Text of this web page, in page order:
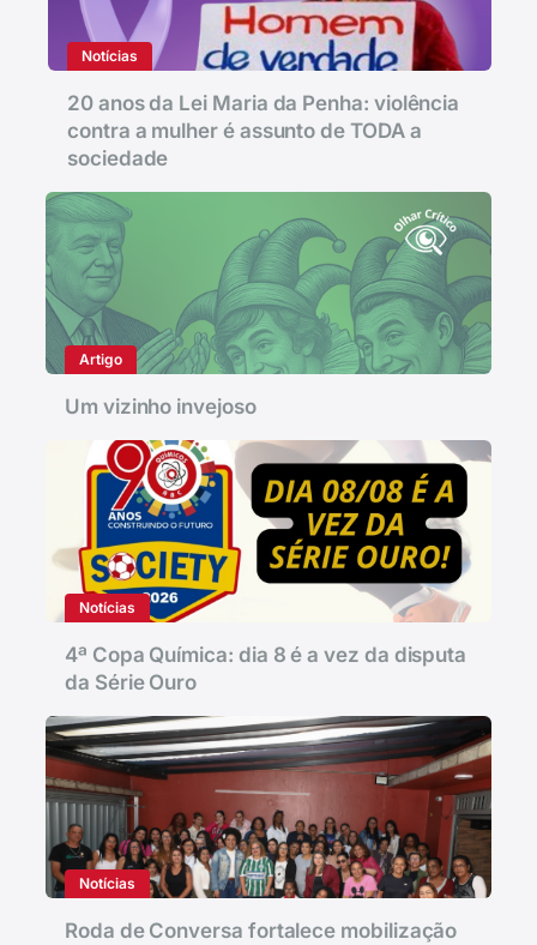
Notícias
20 anos da Lei Maria da Penha: violência
contra a mulher é assunto de TODA a
sociedade
Artigo
Um vizinho invejoso
Notícias
4ª Copa Química: dia 8 é a vez da disputa
da Série Ouro
Notícias
Roda de Conversa fortalece mobilização